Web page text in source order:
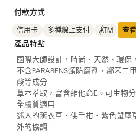
付款方式
信用卡 多種線上支付 ATM 查
產品特點
國際大師設計，時尚、天然、環
不含PARABENS類防腐劑、鄰苯二
酸等成分
草本萃取，富含維他命E。可生物
全膚質適用
迷人的薰衣草、佛手柑、紫色鼠尾
外的協調 !